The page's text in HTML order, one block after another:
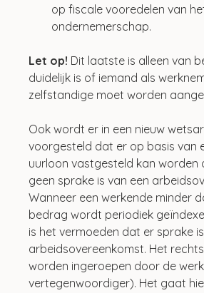
op fiscale vooredelen van
ondernemerschap.
Let op! Dit laatste is alleen van
duidelijk is of iemand als
zelfstandige moet worden
Ook wordt er in een nieuw
voorgesteld dat er op basis van
uurloon vastgesteld kan worden
geen sprake is van een
Wanneer een werkende minder
bedrag wordt periodiek
is het vermoeden dat er sprake
arbeidsovereenkomst. Het
worden ingeroepen door de
vertegenwoordiger). Het gaat